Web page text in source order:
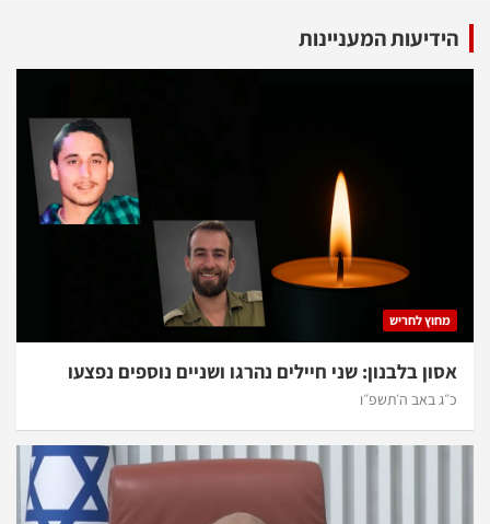
הידיעות המעניינות
מחוץ לחריש
אסון בלבנון: שני חיילים נהרגו ושניים נוספים נפצעו
כ״ג באב ה׳תשפ״ו